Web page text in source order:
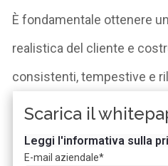
È fondamentale ottenere
realistica del cliente e
consistenti, tempestive e
Scarica il
Leggi l'informativa sulla
E-mail aziendale*